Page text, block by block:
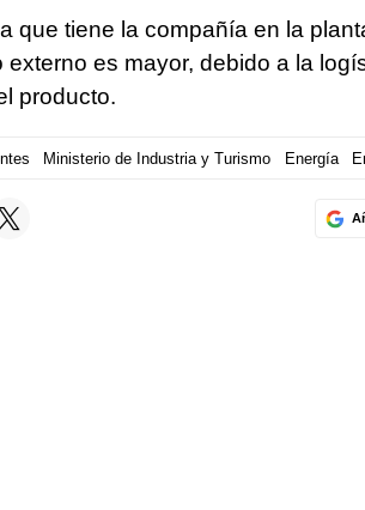
que tiene la compañía en la
externo es mayor, debido a la
producto.
Ministerio de Industria y Turismo Energía